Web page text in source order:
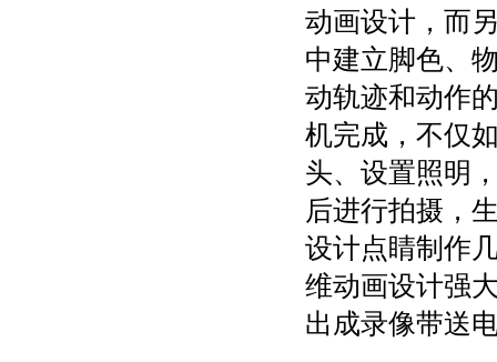
动画设计，而
中建立脚色、
动轨迹和动作
机完成，不仅
头、设置照明
后进行拍摄，
设计点睛制作
维动画设计强
出成录像带送